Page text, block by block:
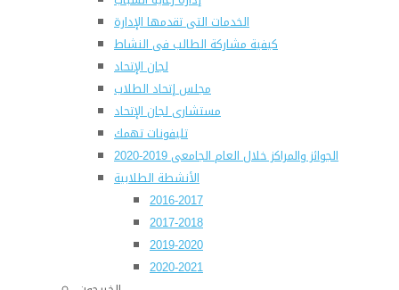
الخدمات التى تقدمها الإدارة
كيفية مشاركة الطالب فى النشاط
لجان الإتحاد
مجلس إتحاد الطلاب
مستشارى لجان الإتحاد
تليفونات تهمك
الجوائز والمراكز خلال العام الجامعى 2019-2020
الأنشطة الطلابية
2016-2017
2017-2018
2019-2020
2020-2021